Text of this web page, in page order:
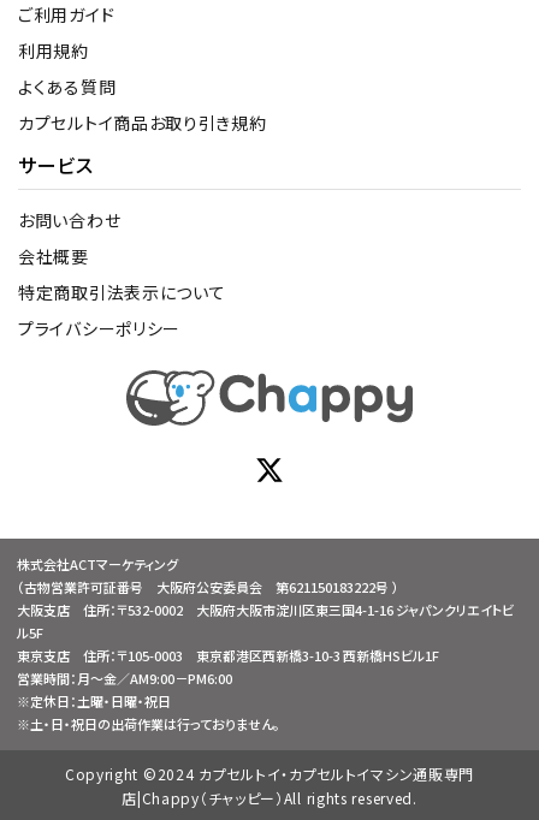
ご利用ガイド
利用規約
よくある質問
カプセルトイ商品お取り引き規約
サービス
お問い合わせ
会社概要
特定商取引法表示について
プライバシーポリシー
株式会社ACTマーケティング
（古物営業許可証番号 大阪府公安委員会 第621150183222号 ）
大阪支店 住所：〒532-0002 大阪府大阪市淀川区東三国4-1-16 ジャパンクリエイトビ
ル5F
東京支店 住所：〒105-0003 東京都港区西新橋3-10-3 西新橋HSビル1F
営業時間：月～金／AM9:00－PM6:00
※定休日：土曜・日曜・祝日
※土・日・祝日の出荷作業は行っておりません。
Copyright ©2024 カプセルトイ・カプセルトイマシン通販専門
店|Chappy（チャッピー）All rights reserved.